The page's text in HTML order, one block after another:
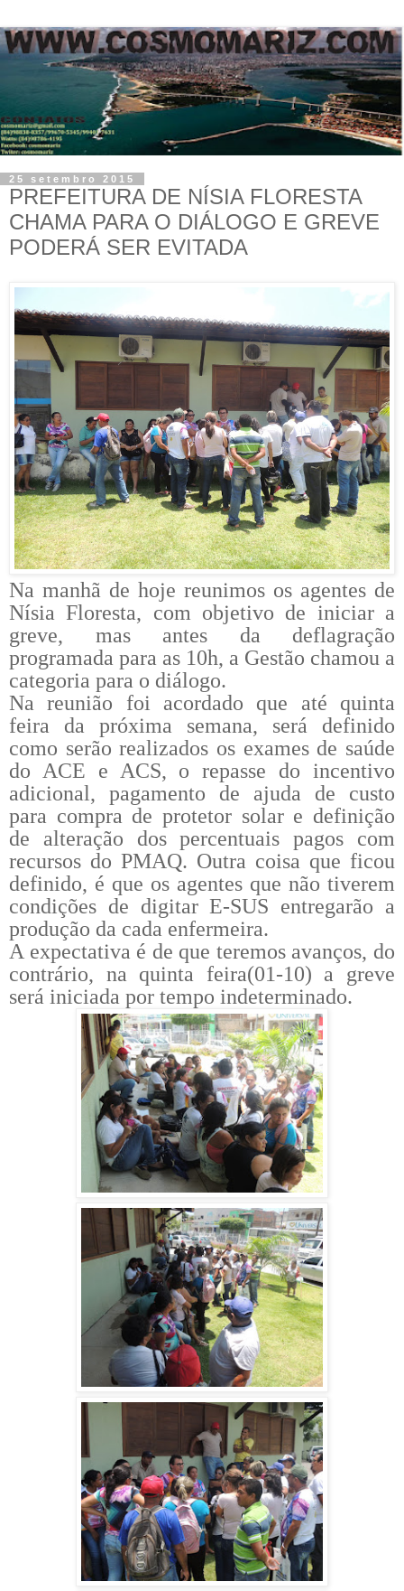
25 setembro 2015
PREFEITURA DE NÍSIA FLORESTA
CHAMA PARA O DIÁLOGO E GREVE
PODERÁ SER EVITADA
Na manhã de hoje reunimos os agentes de
Nísia Floresta, com objetivo de iniciar a
greve, mas antes da deflagração
programada para as 10h, a Gestão chamou a
categoria para o diálogo.
Na reunião foi acordado que até quinta
feira da próxima semana, será definido
como serão realizados os exames de saúde
do ACE e ACS, o repasse do incentivo
adicional, pagamento de ajuda de custo
para compra de protetor solar e definição
de alteração dos percentuais pagos com
recursos do PMAQ. Outra coisa que ficou
definido, é que os agentes que não tiverem
condições de digitar E-SUS entregarão a
produção da cada enfermeira.
A expectativa é de que teremos avanços, do
contrário, na quinta feira(01-10) a greve
será iniciada por tempo indeterminado.